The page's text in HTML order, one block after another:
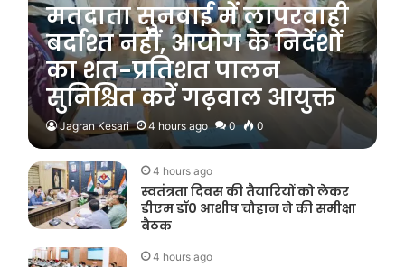
मतदाता सुनवाई में लापरवाही
बर्दाश्त नहीं, आयोग के निर्देशों
का शत-प्रतिशत पालन
सुनिश्चित करें गढ़वाल आयुक्त
Jagran Kesari 4 hours ago 0 0
4 hours ago
स्वतंत्रता दिवस की तैयारियों को लेकर
डीएम डॉ0 आशीष चौहान ने की समीक्षा
बैठक
4 hours ago